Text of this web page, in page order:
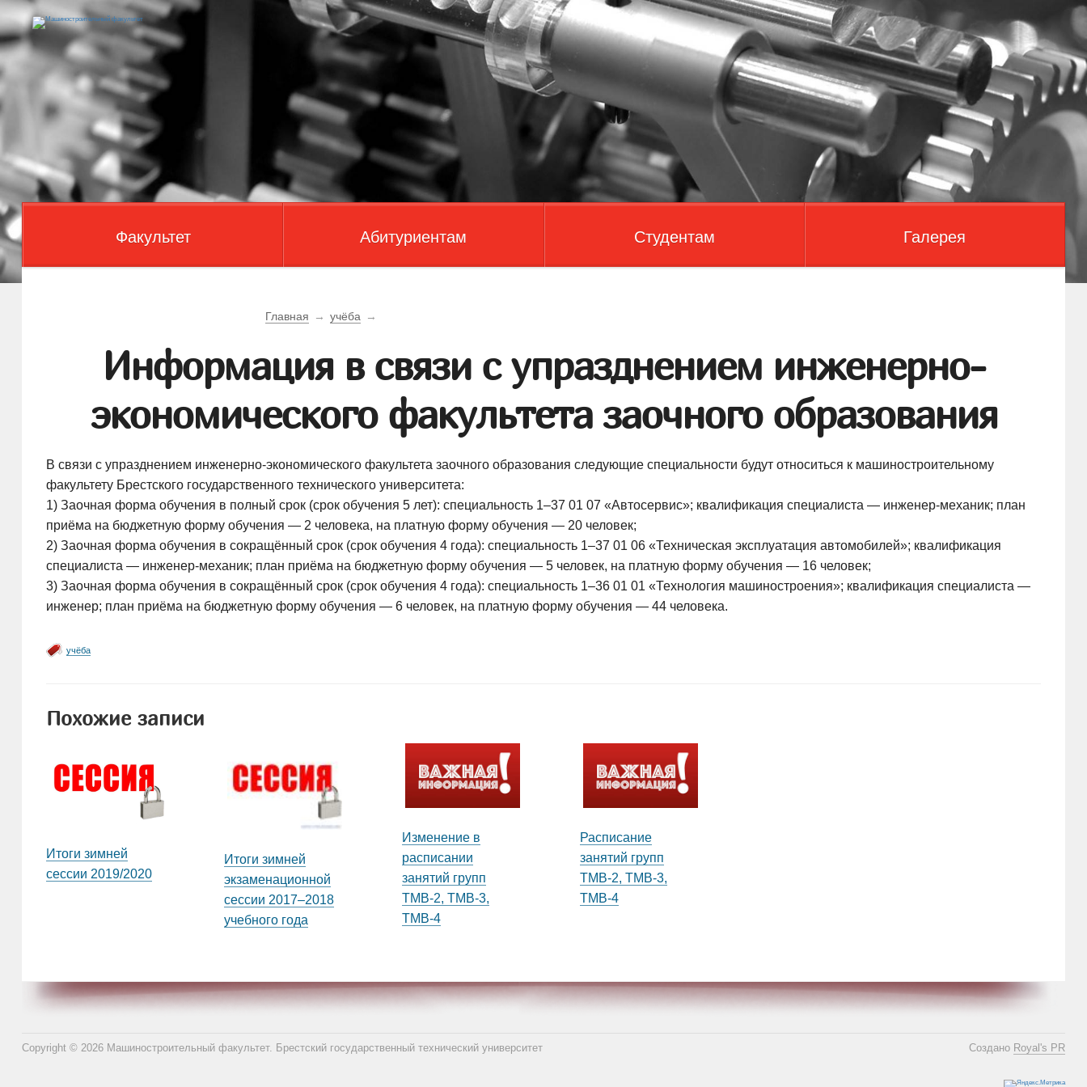
Факультет Абитуриентам Студентам Галерея
Главная → учёба →
Информация в связи с упразднением инженерно-
экономического факультета заочного образования
В связи с упразднением инженерно-экономическогофакультета заочного образования следующие специальности будут относиться к машиностроительному
факультету Брестского государственного технического университета:
1) Заочная форма обучения в полный срок (срок обучения 5 лет): специальность 1–37 01 07 «Автосервис»; квалификация специалиста — инженер-механик; план
приёма на бюджетную форму обучения — 2 человека, на платную форму обучения — 20 человек;
2) Заочная форма обучения в сокращённый срок (срок обучения 4 года): специальность 1–37 01 06 «Техническая эксплуатация автомобилей»; квалификация
специалиста — инженер-механик; план приёма на бюджетную форму обучения — 5 человек, на платную форму обучения — 16 человек;
3) Заочная форма обучения в сокращённый срок (срок обучения 4 года): специальность 1–36 01 01 «Технология машиностроения»; квалификация специалиста —
инженер; план приёма на бюджетную форму обучения — 6 человек, на платную форму обучения — 44 человека.
учёба
Похожие записи
Итоги зимней
сессии 2019/2020
Итоги зимней
экзаменационной
сессии 2017–2018
учебного года
Изменение в
расписании
занятий групп
ТМВ-2, ТМВ-3,
ТМВ-4
Расписание
занятий групп
ТМВ-2, ТМВ-3,
ТМВ-4
Создано Royal's PR
Copyright © 2026 Машиностроительный факультет. Брестский государственный технический университет